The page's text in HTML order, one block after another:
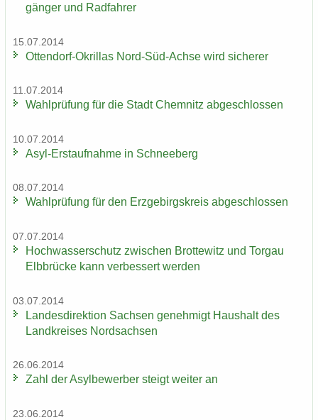
gän­ger und Rad­fah­rer
15.07.2014
Ottendorf-​Okrillas Nord-​Süd-Achse wird si­che­rer
11.07.2014
Wahl­prü­fung für die Stadt Chem­nitz ab­ge­schlos­sen
10.07.2014
Asyl-​Erstaufnahme in Schnee­berg
08.07.2014
Wahl­prü­fung für den Erz­ge­birgs­kreis ab­ge­schlos­sen
07.07.2014
Hoch­was­ser­schutz zwi­schen Brot­te­witz und Tor­gau
Elb­brü­cke kann ver­bes­sert wer­den
03.07.2014
Lan­des­di­rek­ti­on Sach­sen ge­neh­migt Haus­halt des
Land­krei­ses Nord­sach­sen
26.06.2014
Zahl der Asyl­be­wer­ber steigt wei­ter an
23.06.2014